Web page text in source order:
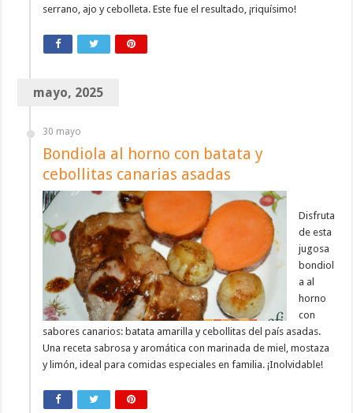
serrano, ajo y cebolleta. Este fue el resultado, ¡riquísimo!
mayo, 2025
30 mayo
Bondiola al horno con batata y
cebollitas canarias asadas
Disfruta
de esta
jugosa
bondiol
a al
horno
con
sabores canarios: batata amarilla y cebollitas del país asadas.
Una receta sabrosa y aromática con marinada de miel, mostaza
y limón, ideal para comidas especiales en familia. ¡Inolvidable!